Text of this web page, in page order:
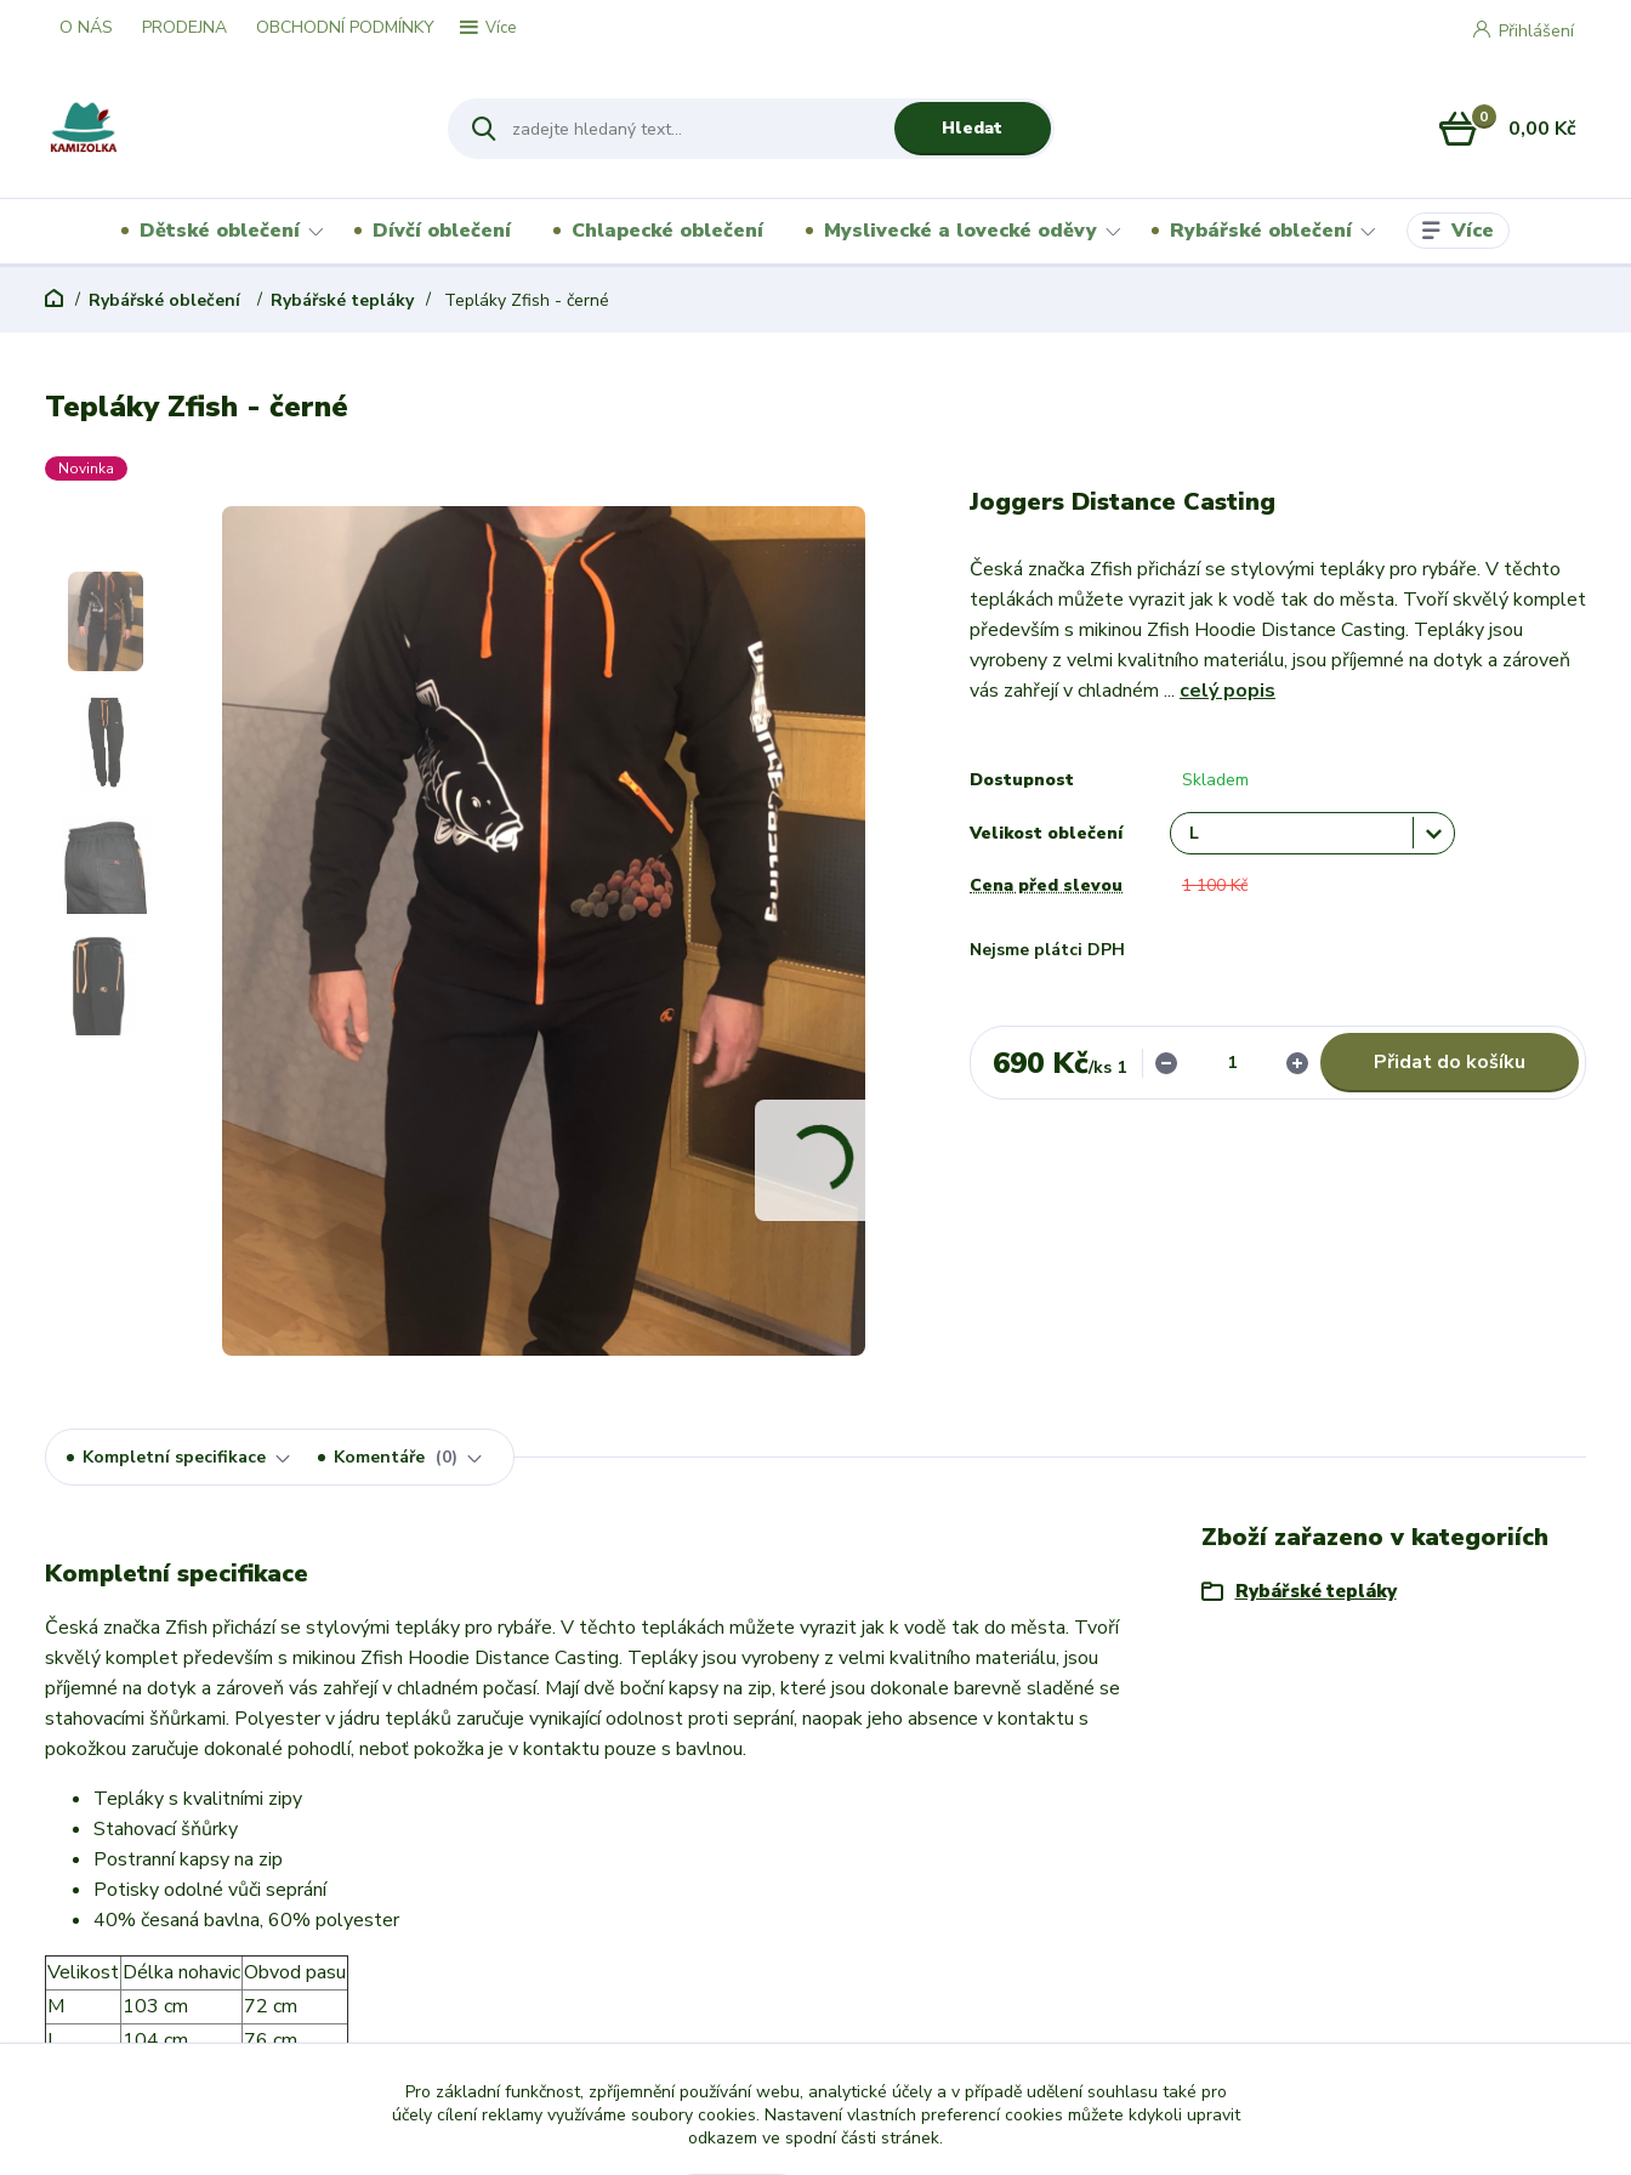
O NÁS PRODEJNA OBCHODNÍ PODMÍNKY Více Přihlášení
Hledat 0 0,00 Kč
Dětské oblečení Dívčí oblečení Chlapecké oblečení Myslivecké a lovecké oděvy Rybářské oblečení Více
Rybářské oblečení Rybářské tepláky Tepláky Zfish - černé
Tepláky Zfish - černé
Novinka
Joggers Distance Casting
Česká značka Zfish přichází se stylovými tepláky pro rybáře. V těchto
teplákách můžete vyrazit jak k vodě tak do města. Tvoří skvělý komplet
především s mikinou Zfish Hoodie Distance Casting. Tepláky jsou
vyrobeny z velmi kvalitního materiálu, jsou příjemné na dotyk a zároveň
vás zahřejí v chladném ... celý popis
Dostupnost Skladem
Velikost oblečení
Cena před slevou 1 100 Kč
Nejsme plátci DPH
690 Kč/ks 1 Přidat do košíku
Kompletní specifikace Komentáře 0
Kompletní specifikace
Česká značka Zfish přichází se stylovými tepláky pro rybáře. V těchto teplákách můžete vyrazit jak k vodě tak do města. Tvoří
skvělý komplet především s mikinou Zfish Hoodie Distance Casting. Tepláky jsou vyrobeny z velmi kvalitního materiálu, jsou
příjemné na dotyk a zároveň vás zahřejí v chladném počasí. Mají dvě boční kapsy na zip, které jsou dokonale barevně sladěné se
stahovacími šňůrkami. Polyester v jádru tepláků zaručuje vynikající odolnost proti seprání, naopak jeho absence v kontaktu s
pokožkou zaručuje dokonalé pohodlí, neboť pokožka je v kontaktu pouze s bavlnou.
Tepláky s kvalitními zipy
Stahovací šňůrky
Postranní kapsy na zip
Potisky odolné vůči seprání
40% česaná bavlna, 60% polyester
VelikostDélka nohavicObvod pasu
M
103 cm
72 cm
L
104 cm
76 cm
Zboží zařazeno v kategoriích
Rybářské tepláky
Pro základní funkčnost, zpříjemnění používání webu, analytické účely a v případě udělení souhlasu také pro
účely cílení reklamy využíváme soubory cookies. Nastavení vlastních preferencí cookies můžete kdykoli upravit
odkazem ve spodní části stránek.